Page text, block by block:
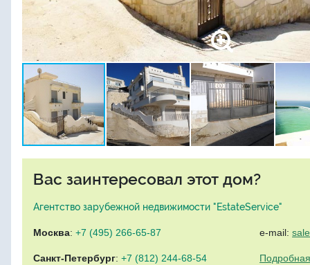
Вас заинтересовал этот дом?
Агентство зарубежной недвижимости "EstateService"
Москва: +7 (495) 266-65-87
Санкт-Петербург: +7 (812) 244-68-54
e-mail: